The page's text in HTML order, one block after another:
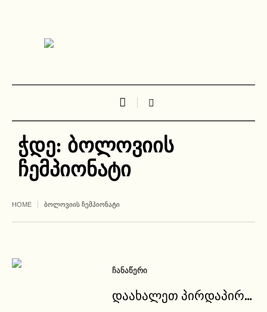
ჭდე: ბოლოვიის
ჩემპიონატი
HOME ᲑᲝᲚᲝᲕᲘᲘᲡ ᲩᲔᲛᲞᲘᲝᲜᲐᲢᲘ
ᲩᲐᲜᲐᲬᲔᲠᲘ
დაახალეთ პირდაპირ…